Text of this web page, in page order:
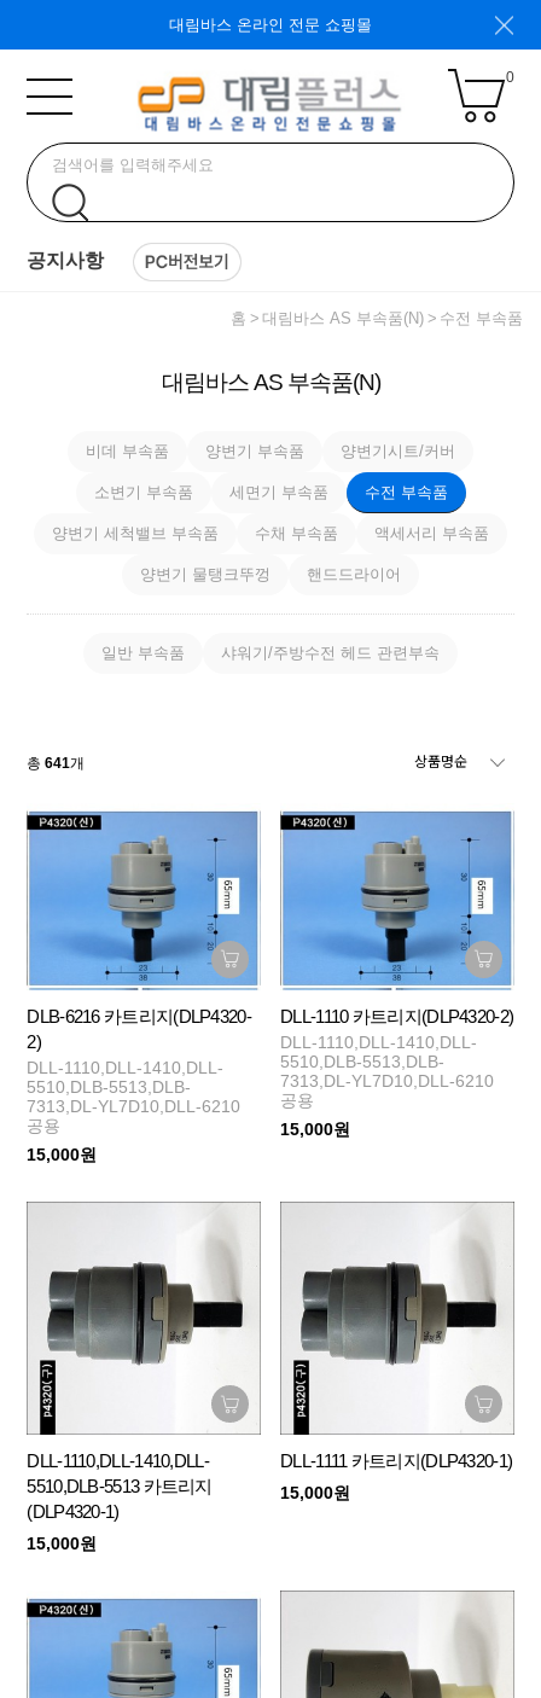
대림바스 온라인 전문 쇼핑몰
0
공지사항
홈 대림바스 AS 부속품(N) 수전 부속품
대림바스 AS 부속품(N)
비데 부속품 양변기 부속품 양변기시트/커버
소변기 부속품 세면기 부속품 수전 부속품
양변기 세척밸브 부속품 수채 부속품 액세서리 부속품
양변기 물탱크뚜껑 핸드드라이어
일반 부속품 샤워기/주방수전 헤드 관련부속
총641개
DLB-6216 카트리지(DLP4320-
2)
DLL-1110,DLL-1410,DLL-
5510,DLB-5513,DLB-
7313,DL-YL7D10,DLL-6210
공용
15,000원
DLL-1110 카트리지(DLP4320-2)
DLL-1110,DLL-1410,DLL-
5510,DLB-5513,DLB-
7313,DL-YL7D10,DLL-6210
공용
15,000원
DLL-1110,DLL-1410,DLL-
5510,DLB-5513 카트리지
(DLP4320-1)
15,000원
DLL-1111 카트리지(DLP4320-1)
15,000원